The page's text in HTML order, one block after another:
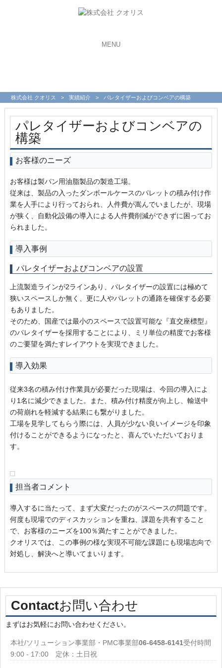
MENU
株式会社 クオリス > 実績紹介 > パレタイザーおよびコンベアの構築
パレタイザーおよびコンベアの
構築
お客様のニーズ
お客様は製パン用油脂製品の製造工場。
従来は、製品の入ったダンボールケースのパレットの積み付け作
業を人手により行っておられ、人件費が嵩んでいましたが、現場
が狭く、自動化設備の導入による人件費削減ができずに困ってお
られました。
導入事例
パレタイザーおよびコンベアの設置
上流製造ラインが2ラインあり、パレタイザーの設置には極めて
狭いスペースしか無く、更に人やパレットの通路を確保する必要
もありました。
そのため、国産では最小のスペースで設置可能な『直交座標型』
のパレタイザーを採用することにより、ミリ単位の精度でお客様
のご要望を満たすレイアウトを実現できました。
導入効果
従来3名の積み付け作業員が必要だった現場は、今回の導入によ
り1名に減少できました。また、積み付け精度が向上し、輸送中
の荷崩れを軽減する結果にも繋がりました。
工場を見学してもらう際には、人員が少ない良いイメージを印象
付けることができるようになったと、喜んでいただいておりま
す。
担当者コメント
導入するに当たって、まず大変だったのがスペースの問題です。
何度も現場でのディスカッションを重ね、課題を共有すること
で、お客様のニーズを100％満たすことができました。
クオリスでは、この事例の様な実現不可能な課題にも現場志向で
対処し、解決へと導いてまいります。
Contactお問い合わせ
まずはお気軽にお問い合わせください。
本社/ソリューション事業部・PMC事業部06-6458-6141受付時間
9:00 - 17:00 定休：土日祝